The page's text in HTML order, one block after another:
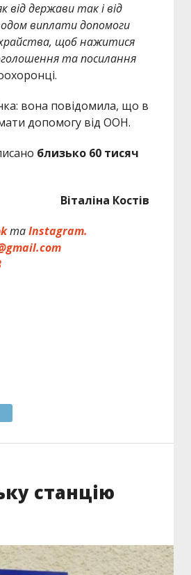
від держави так і від
виплати допомоги
щоб нажитися
та посилання
вона повідомила, що в
допомогу від ООН.
близько 60 тисяч
Віталіна Костів
таInstagram.
станцію